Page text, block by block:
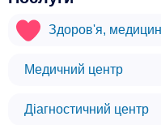
вашої проблеми зі
Здоров'я,
Медичний центр
Діагностичний центр